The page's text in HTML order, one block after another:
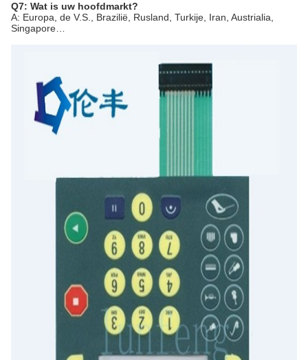
Q7: Wat is uw hoofdmarkt?
A: Europa, de V.S., Brazilië, Rusland, Turkije, Iran, Austrialia,
Singapore…